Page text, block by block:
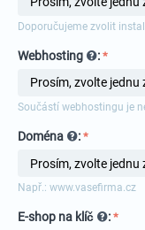
Doporučujeme zvolit
Webhosting :
Součástí webhostingu je
Doména :
Např.: www.vasefirma.cz
E-shop na klíč :